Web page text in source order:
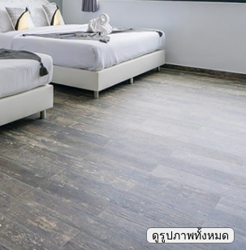
ดูรูปภาพทั้งหมด